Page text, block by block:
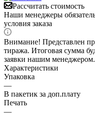
Рассчитать стоимость
Наши менеджеры
условия заказа
Внимание! Представлен
тиража. Итоговая сумма
заявки нашим
Характеристики
Упаковка
—
В пакетик за доп.плату
Печать
—